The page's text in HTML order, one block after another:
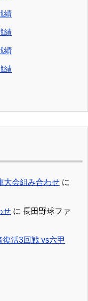
績
績
績
績
大会組み合わせ に
せ に 長田野球ファ
活3回戦 vs六甲